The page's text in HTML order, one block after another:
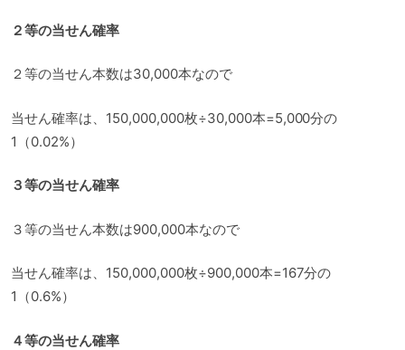
２等の当せん確率
２等の当せん本数は30,000本なので
当せん確率は、150,000,000枚÷30,000本=5,000分の
1（0.02%）
３等の当せん確率
３等の当せん本数は900,000本なので
当せん確率は、150,000,000枚÷900,000本=167分の
1（0.6%）
４等の当せん確率